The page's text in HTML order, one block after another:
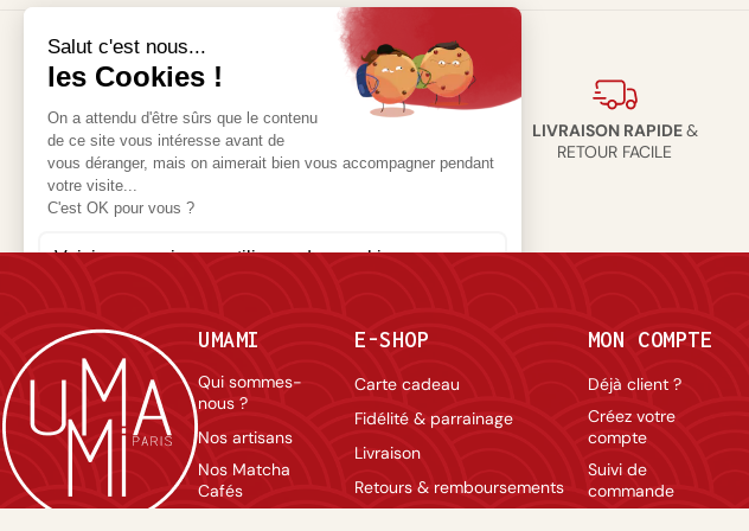
Mozzar
ella
mariné
e au
miso
mozzarella
touche
umami
originale
pour une
entrée
simple et
raffinée.
PAIEMENT
100% SÉCURISÉ
LIVRAISON RAPIDE&
RETOUR FACILE
UMAMI
Qui sommes-
nous ?
Nos artisans
Nos Matcha
Cafés
E-SHOP
Carte cadeau
Fidélité & parrainage
Livraison
Retours & remboursements
MON COMPTE
Déjà client ?
Créez votre
compte
Suivi de
commande